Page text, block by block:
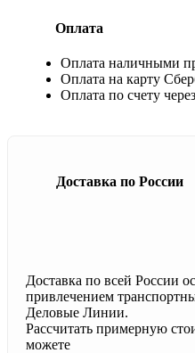
Оплата
Оплата наличными
Оплата на карту
Оплата по счету
Доставка по России
Доставка по всей России
привлечением
Деловые Линии.
Рассчитать примерную
можете